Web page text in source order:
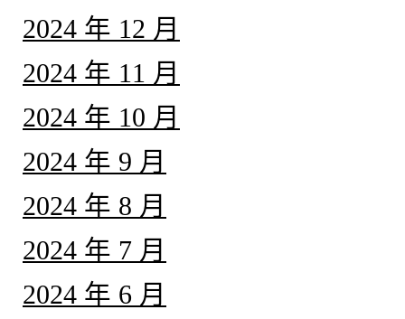
2024 年 12 月
2024 年 11 月
2024 年 10 月
2024 年 9 月
2024 年 8 月
2024 年 7 月
2024 年 6 月